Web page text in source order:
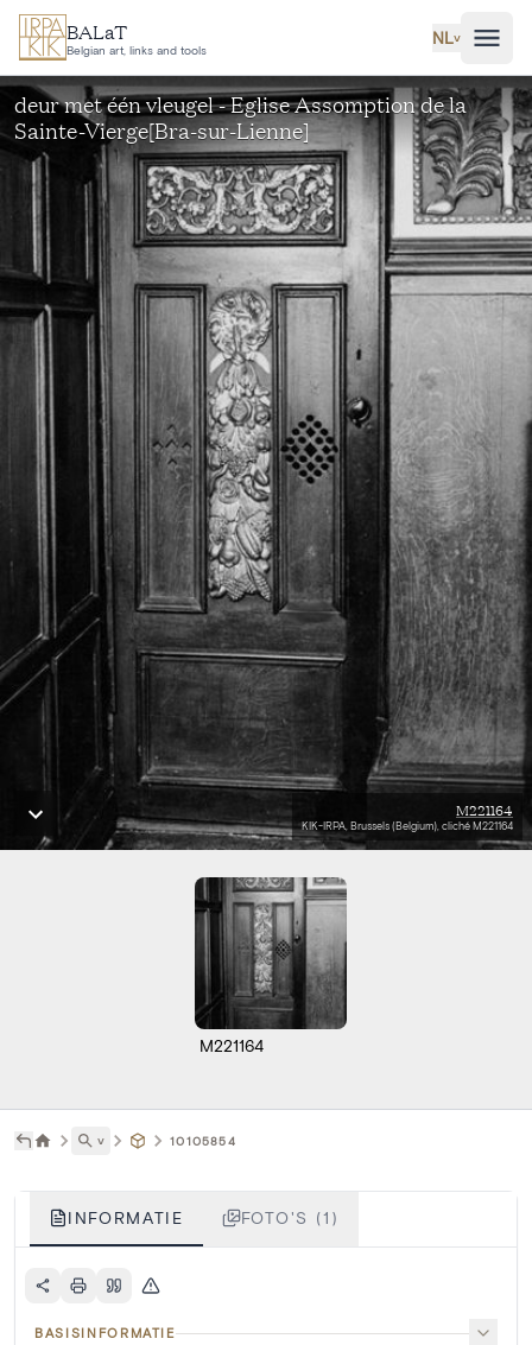
Ga naar hoofdinhoud
BALaT
Belgian art, links and tools
NL˅
deur met één vleugel - Eglise Assomption de la
Sainte-Vierge[Bra-sur-Lienne]
M221164
KIK-IRPA, Brussels (Belgium), cliché M221164
M221164
˅ 10105854
INFORMATIE FOTO'S (1)
BASISINFORMATIE